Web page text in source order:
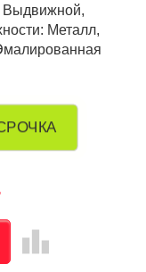
Выдвижной,
Металл,
leaderboard